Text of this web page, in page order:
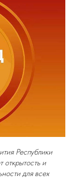
Республики
открытость и
для всех